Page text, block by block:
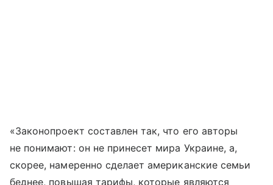
«Законопроект составлен так, что его авторы
не понимают: он не принесет мира Украине, а,
скорее, намеренно сделает американские семьи
беднее, повышая тарифы, которые являются